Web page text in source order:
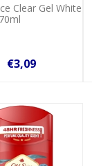
Clear Gel White
€3,09